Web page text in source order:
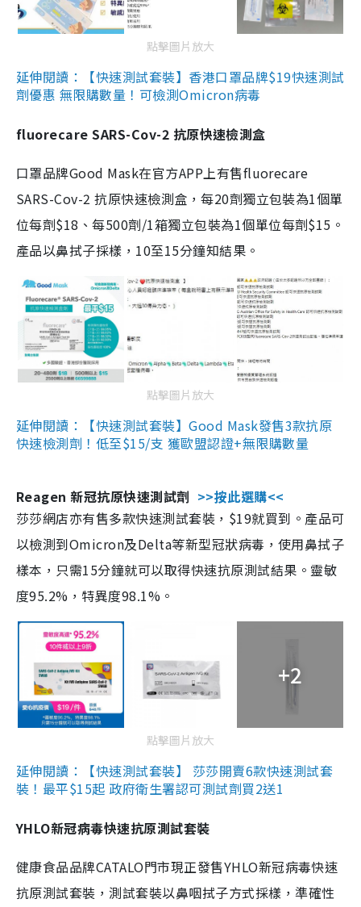
點擊圖片放大
延伸閱讀：【快速測試套裝】香港口罩品牌$19快速測試
劑優惠 無限購數量！可檢測Omicron病毒
fluorecare SARS-Cov-2 抗原快速檢測盒
口罩品牌Good Mask在官方APP上有售fluorecare
SARS-Cov-2 抗原快速檢測盒，每20劑獨立包裝為1個單
位每劑$18、每500劑/1箱獨立包裝為1個單位每劑$15。
產品以鼻拭子採樣，10至15分鐘知結果。
點擊圖片放大
延伸閱讀：【快速測試套裝】Good Mask發售3款抗原
快速檢測劑！低至$15/支 獲歐盟認證+無限購數量
Reagen 新冠抗原快速測試劑 >>按此選購<<
莎莎網店亦有售多款快速測試套裝，$19就買到。產品可
以檢測到Omicron及Delta等新型冠狀病毒，使用鼻拭子
樣本，只需15分鐘就可以取得快速抗原測試結果。靈敏
度95.2%，特異度98.1%。
+2
點擊圖片放大
延伸閱讀：【快速測試套裝】 莎莎開賣6款快速測試套
裝！最平$15起 政府衛生署認可測試劑買2送1
YHLO新冠病毒快速抗原測試套裝
健康食品品牌CATALO門市現正發售YHLO新冠病毒快速
抗原測試套裝，測試套裝以鼻咽拭子方式採樣，準確性